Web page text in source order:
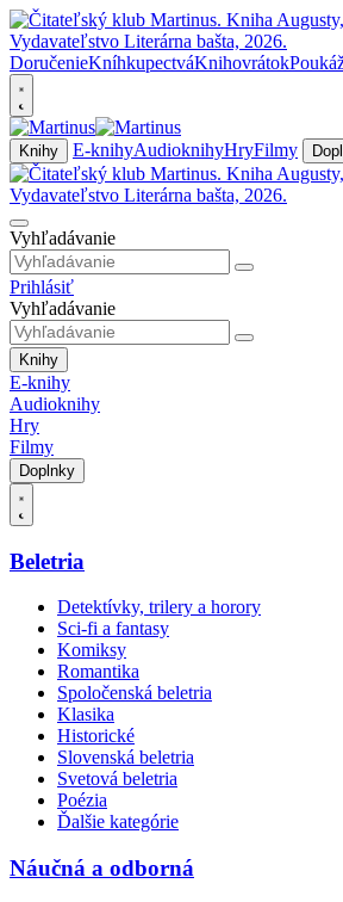
DoručenieKníhkupectváKnihovrátok
Knihy E-knihyAudioknihyHryFilmy
Vyhľadávanie
Prihlásiť
Vyhľadávanie
Knihy
E-knihy
Audioknihy
Hry
Filmy
Doplnky
Beletria
Detektívky, trilery a horory
Sci-fi a fantasy
Komiksy
Romantika
Spoločenská beletria
Klasika
Historické
Slovenská beletria
Svetová beletria
Poézia
Ďalšie kategórie
Náučná a odborná